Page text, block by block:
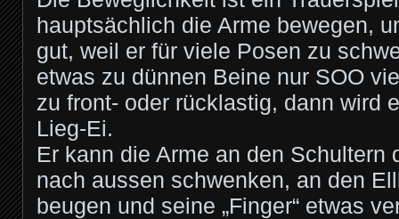
hauptsächlich die Arme bewegen,
gut, weil er für viele Posen zu
etwas zu dünnen Beine nur SOO
zu front- oder rücklastig, dann wird
Lieg-Ei.
Er kann die Arme an den Schultern
nach aussen schwenken, an den
beugen und seine „Finger“ etwas